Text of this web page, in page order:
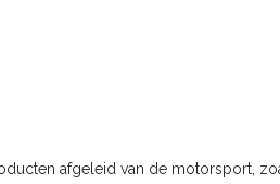
afgeleid van de motorsport,